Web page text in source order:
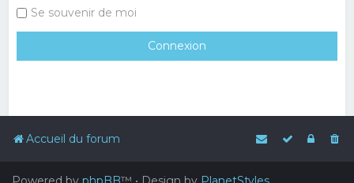
Se souvenir de moi
Accueil du forum